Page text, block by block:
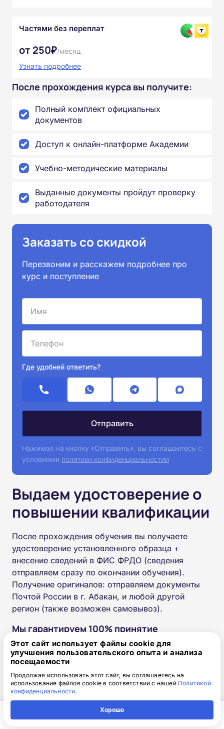
Частями без переплат
от 250₽/месяц
Узнать подробнее
После прохождения курса вы получите:
Полный комплект официальных
документов
Доступ к онлайн-платформе Академии
Учебно-методические материалы
Выданные документы пройдут проверку
работодателя
Заказать со скидкой
Перезвоним и расскажем подробнее про
курс и поступление
Где удобней ответить?
Нажимая на кнопку «Отправить», вы соглашаетесь с
условиями политики конфиденциальностии
Выдаем удостоверение о
повышении квалификации
После прохождения обучения вы получаете
удостоверение установленного образца +
внесение сведений в ФИС ФРДО (сведения
отправляем сразу по окончании обучения).
Получение оригиналов: отправляем документы
Почтой России в г. Абакан, и любой другой
регион (также возможен самовывоз).
Мы гарантируем 100% принятие
документов работодателями и
госструктурами, после прохождения курса
вы получите:
Удостоверение о повышении
квалификации
Этот сайт использует файлы cookie для
улучшения пользовательского опыта и анализа
посещаемости
Продолжая использовать этот сайт, вы соглашаетесь на
использование файлов cookie в соответствии с нашей Политикой
конфиденциальности.
Хорошо